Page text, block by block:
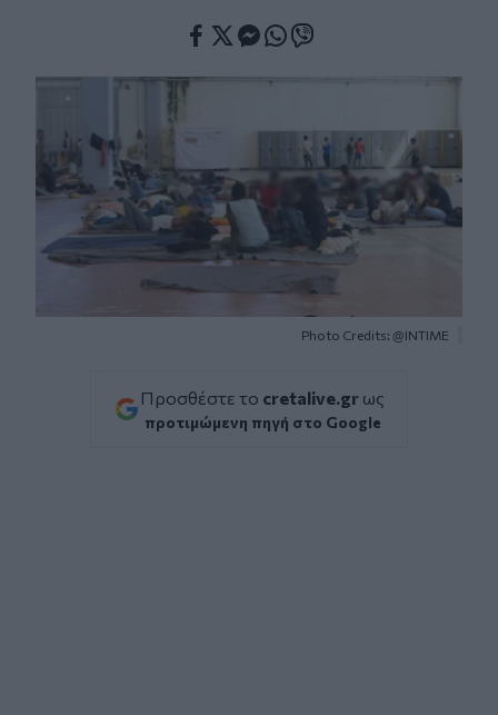
Photo Credits: @INTIME
Προσθέστε το cretalive.gr ως
προτιμώμενη πηγή στο Google